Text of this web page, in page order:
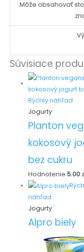
Môže obsahovať
Súvisiace
Rýchly náhľad
Jogurty
Planton
kokosový
bez cukru
Hodnotenie5.00
náhľad
Jogurty
Alpro biely